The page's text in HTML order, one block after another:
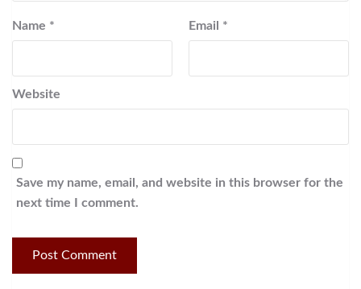
Name * Email *
Website
Save my name, email, and website in this browser for the
next time I comment.